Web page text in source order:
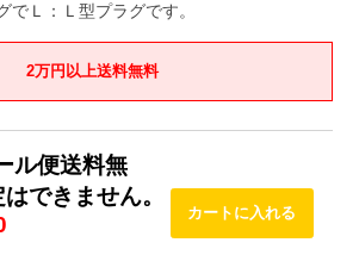
でＬ：Ｌ型プラグです。
2万円以上送料無料
ル便送料無
できません。